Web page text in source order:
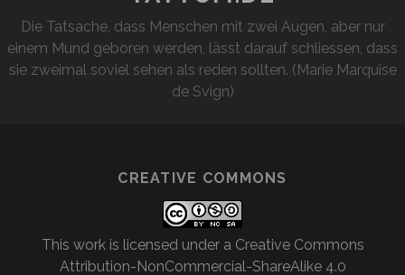
Die Tatsache, dass Menschen mit zwei Augen, aber nur
einem Mund geboren werden, lässt darauf schliessen, dass
sie zweimal soviel sehen als reden sollten. (Marie Marquise
de Svign)
CREATIVE COMMONS
This work is licensed under a Creative Commons
Attribution-NonCommercial-ShareAlike 4.0